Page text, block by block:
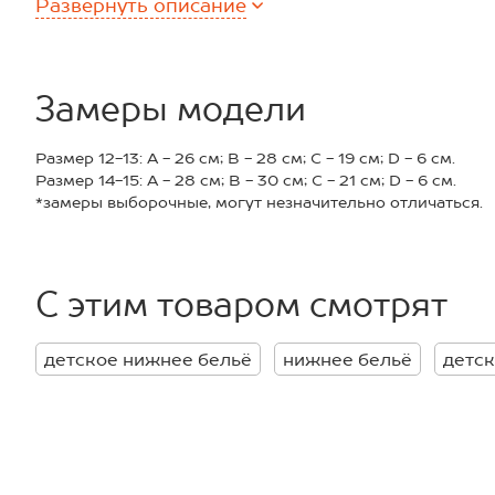
пастельных цветах и украшены милым рисунком
Благодаря резинке трусы не сдавливают кожу. Нежная
деликатных зонах.
домашнего отдыха и сна. Подростковые трусики
повседневных прогулок, танцев и гимнастики.
Развернуть описание
Замеры модели
Размер 12-13: A - 26 см; B - 28 см; C - 19 см; D - 6 см.
Размер 14-15: A - 28 см; B - 30 см; C - 21 см; D - 6 см.
*замеры выборочные, могут незначительно отличаться.
С этим товаром смотрят
детское нижнее бельё нижнее бельё